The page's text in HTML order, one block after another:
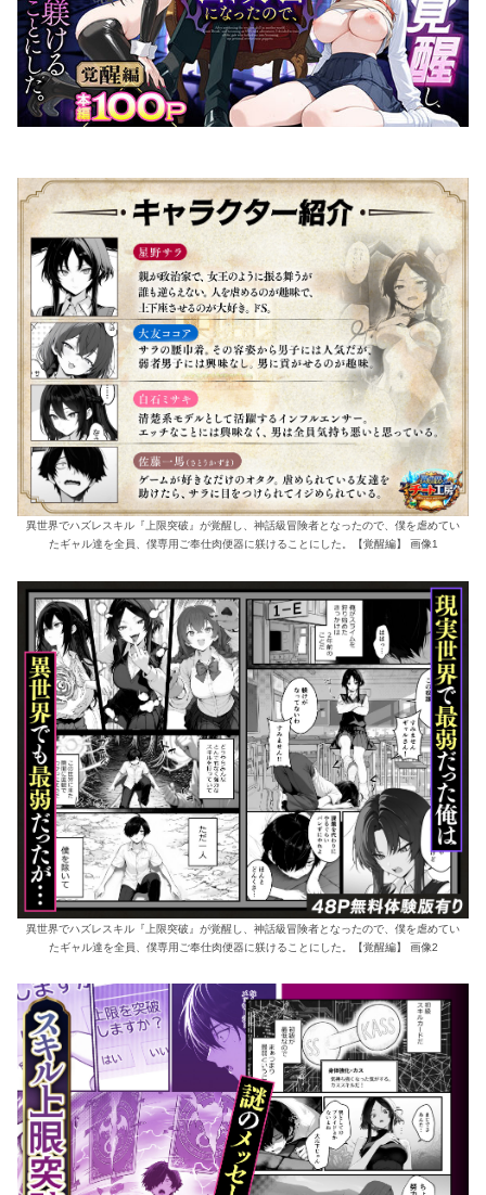
異世界でハズレスキル『上限突破』が覚醒し、神話級冒険者となったので、僕を虐めてい
たギャル達を全員、僕専用ご奉仕肉便器に躾けることにした。【覚醒編】 画像1
異世界でハズレスキル『上限突破』が覚醒し、神話級冒険者となったので、僕を虐めてい
たギャル達を全員、僕専用ご奉仕肉便器に躾けることにした。【覚醒編】 画像2